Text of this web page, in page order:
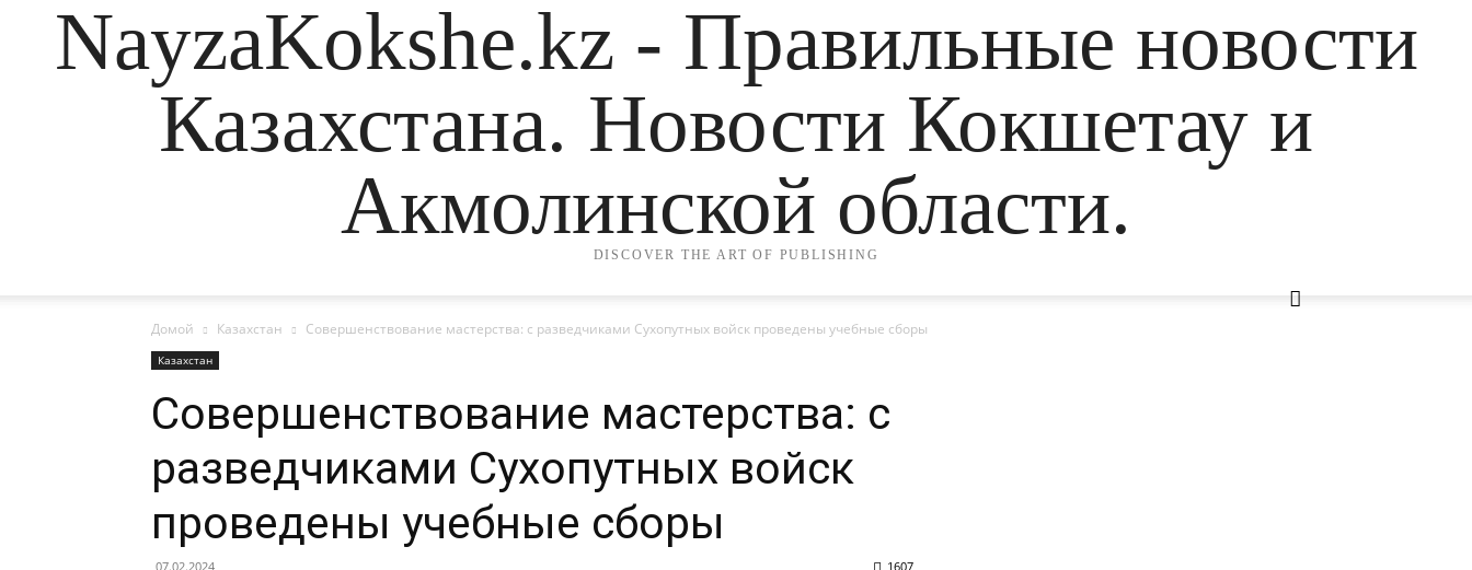
NayzaKokshe.kz - Правильные новости
Казахстана. Новости Кокшетау и
Акмолинской области.
DISCOVER THE ART OF PUBLISHING
Домой Казахстан Совершенствование мастерства: с разведчиками Сухопутных войск проведены учебные сборы
Казахстан
Совершенствование мастерства: с
разведчиками Сухопутных войск
проведены учебные сборы
07.02.2024 1607